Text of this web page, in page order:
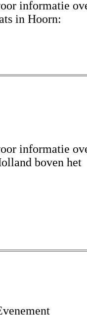
informatie
in Hoorn:
informatie
boven het